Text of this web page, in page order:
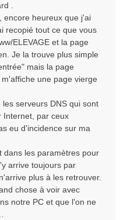
.
encore heureux que j'ai
recopié tout ce que vous
ELEVAGE et la page
Je la trouve plus simple
mais la page
une page vierge
serveurs DNS qui sont
Internet, par ceux
eu d'incidence sur ma
dans les paramètres pour
arrive toujours par
plus à les retrouver.
chose à voir avec
notre PC et que l'on ne